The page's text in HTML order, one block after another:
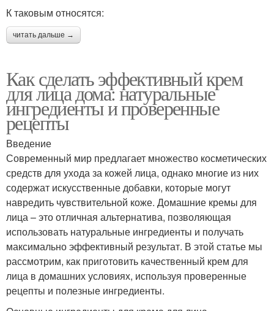
К таковым относятся:
читать дальше →
Как сделать эффективный крем
для лица дома: натуральные
ингредиенты и проверенные
рецепты
Введение
Современный мир предлагает множество косметических
средств для ухода за кожей лица, однако многие из них
содержат искусственные добавки, которые могут
навредить чувствительной коже. Домашние кремы для
лица – это отличная альтернатива, позволяющая
использовать натуральные ингредиенты и получать
максимально эффективный результат. В этой статье мы
рассмотрим, как приготовить качественный крем для
лица в домашних условиях, используя проверенные
рецепты и полезные ингредиенты.